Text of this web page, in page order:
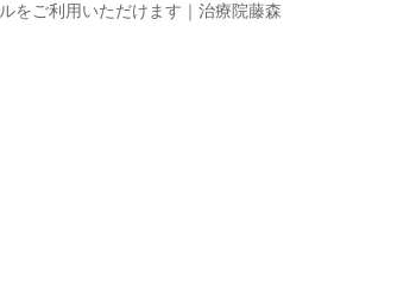
をご利用いただけます｜治療院藤森